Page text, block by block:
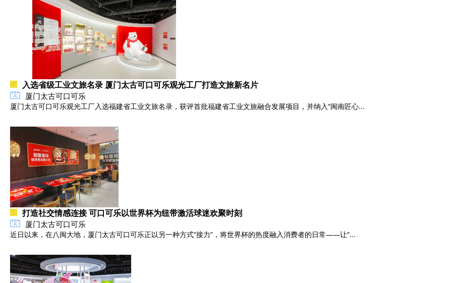
入选省级工业文旅名录 厦门太古可口可乐观光工厂打造文旅新名片
厦门太古可口可乐
厦门太古可口可乐观光工厂入选福建省工业文旅名录，获评首批福建省工业文旅融合发展项目，并纳入“闽南匠心...
打造社交情感连接 可口可乐以世界杯为纽带激活球迷欢聚时刻
厦门太古可口可乐
近日以来，在八闽大地，厦门太古可口可乐正以另一种方式“接力”，将世界杯的热度融入消费者的日常——让“...